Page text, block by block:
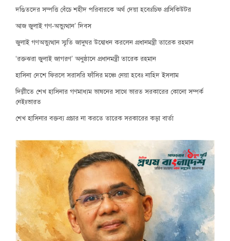
দণ্ডিতদের সম্পত্তি বেঁচে শহীদ পরিবারকে অর্থ দেয়া হবেঃচিফ প্রসিকিউটর
আজ জুলাই গণ-অভ্যুত্থান’ দিবস
জুলাই গণঅভ্যুত্থান স্মৃতি জাদুঘর উদ্বোধন করলেন প্রধানমন্ত্রী তারেক রহমান
‘রক্তঝরা জুলাই জাগরণ’ অনুষ্ঠানে প্রধানমন্ত্রী তারেক রহমান
হাসিনা দেশে ফিরলে সরাসরি ফাঁসির মঞ্চে নেয়া হবেঃ নাহিদ ইসলাম
দিল্লীতে শেখ হাসিনার গণমাধ্যম ভাষনের সাথে ভারত সরকারের কোনো সম্পর্ক
নেইঃভারত
শেখ হাসিনার বক্তব্য প্রচার না করতে তারেক সরকারের কড়া বার্তা